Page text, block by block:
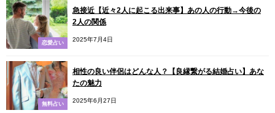
恋愛占い
急接近【近々2人に起こる出来事】あの人の行動→今後の
2人の関係
2025年7月4日
無料占い
相性の良い伴侶はどんな人？【良縁繋がる結婚占い】あな
たの魅力
2025年6月27日